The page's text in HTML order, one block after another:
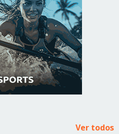
Ver todos